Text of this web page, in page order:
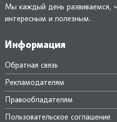
Мы каждый день развиваемся,
интересным и полезным.
Информация
Обратная связь
Рекламодателям
Правообладателям
Пользовательское соглашение